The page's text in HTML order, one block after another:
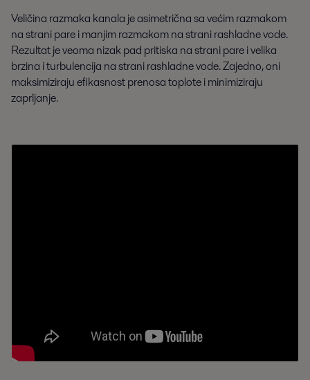
Veličina razmaka kanala je asimetrična sa većim razmakom
na strani pare i manjim razmakom na strani rashladne vode.
Rezultat je veoma nizak pad pritiska na strani pare i velika
brzina i turbulencija na strani rashladne vode. Zajedno, oni
maksimiziraju efikasnost prenosa toplote i minimiziraju
zaprljanje.